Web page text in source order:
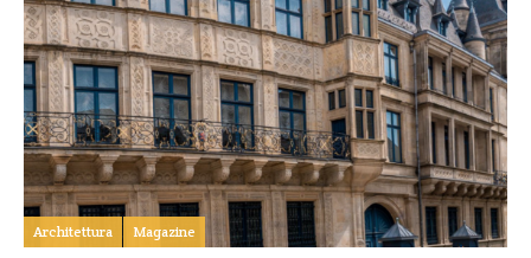
Architettura Magazine